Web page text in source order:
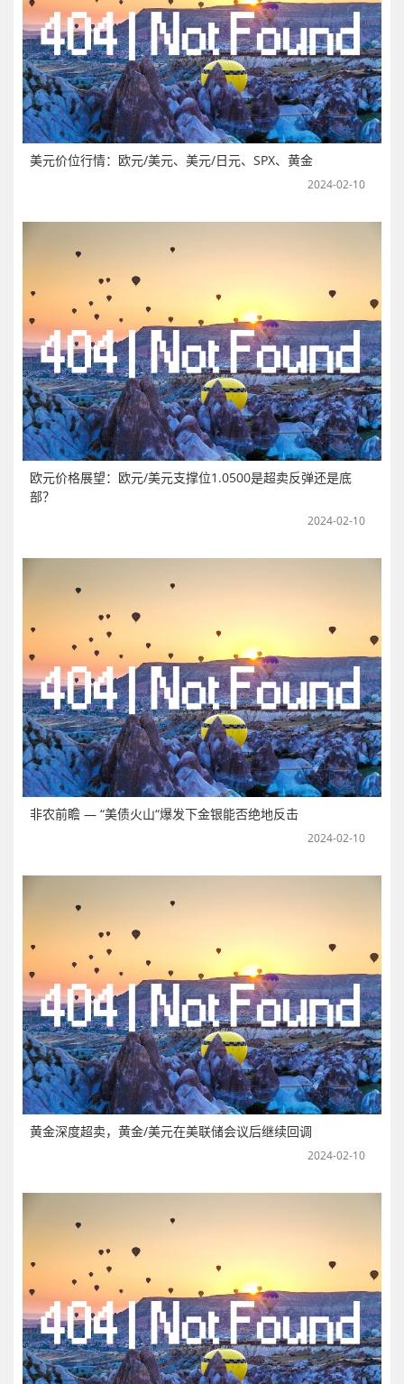
美元价位行情：欧元/美元、美元/日元、SPX、黄金
2024-02-10
欧元价格展望：欧元/美元支撑位1.0500是超卖反弹还是底
部？
2024-02-10
非农前瞻 — “美债火山“爆发下金银能否绝地反击
2024-02-10
黄金深度超卖，黄金/美元在美联储会议后继续回调
2024-02-10